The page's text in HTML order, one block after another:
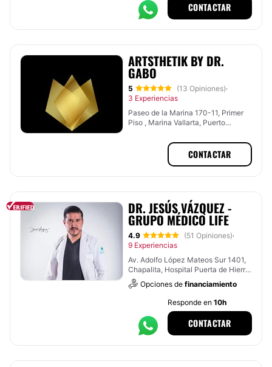
CONTACTAR
ARTSTHETIK BY DR.
GABO
5 (13 Opiniones)·
3 Experiencias
Paseo de la Marina 170-11, Primer
Piso , Marina Vallarta, Puerto
CONTACTAR
DR. JESÚS VÁZQUEZ -
GRUPO MÉDICO LIFE
4.9 (51 Opiniones)·
9 Experiencias
Av. Adolfo López Mateos Sur 1401,
Chapalita, Hospital Puerta de Hierro
, Tlajomulco de Zúñiga
Opciones de financiamiento
Responde en 10h
CONTACTAR